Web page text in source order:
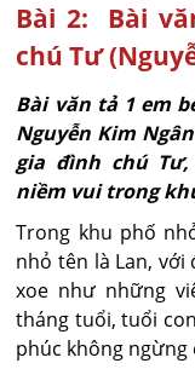
Bài 2: Bài
chú Tư
Bài văn tả 1 em
Nguyễn Kim
gia đình chú
niềm vui trong
Trong khu phố
nhỏ tên là Lan,
xoe như những
tháng tuổi, tuổi
phúc không ngừng